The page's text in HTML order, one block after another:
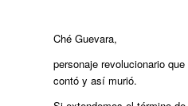
Ché Guevara,
personaje revolucionario
contó y así murió.